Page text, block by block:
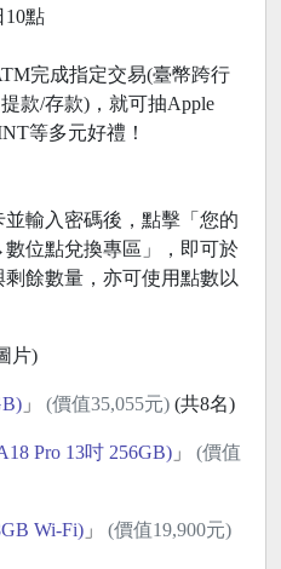
10點
完成指定交易(臺幣跨行
款/存款)，就可抽Apple
等多元好禮！
輸入密碼後，點擊「您的
位點兌換專區」，即可於
餘數量，亦可使用點數以
片)
」 (價值35,055元)(共8名)
Pro 13吋 256GB)」 (價值
Wi-Fi)」 (價值19,900元)